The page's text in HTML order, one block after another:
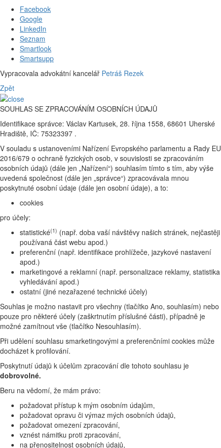
Facebook
Google
LinkedIn
Seznam
Smartlook
Smartsupp
Vypracovala advokátní kancelář Petráš Rezek
Zpět
SOUHLAS SE ZPRACOVÁNÍM OSOBNÍCH ÚDAJŮ
Identifikace správce: Václav Kartusek, 28. října 1558, 68601 Uherské
Hradiště, IČ: 75323397 .
V souladu s ustanoveními Nařízení Evropského parlamentu a Rady EU
2016/679 o ochraně fyzických osob, v souvislosti se zpracováním
osobních údajů (dále jen „Nařízení“) souhlasím tímto s tím, aby výše
uvedená společnost (dále jen „správce“) zpracovávala mnou
poskytnuté osobní údaje (dále jen osobní údaje), a to:
cookies
pro účely:
statistické(1) (např. doba vaší návštěvy našich stránek, nejčastěji
používaná část webu apod.)
preferenční (např. identifikace prohlížeče, jazykové nastavení
apod.)
marketingové a reklamní (např. personalizace reklamy, statistika
vyhledávání apod.)
ostatní (jiné nezařazené technické účely)
Souhlas je možno nastavit pro všechny (tlačítko Ano, souhlasím) nebo
pouze pro některé účely (zaškrtnutím příslušné části), případně je
možné zamítnout vše (tlačítko Nesouhlasím).
Při udělení souhlasu smarketingovými a preferenčními cookies může
docházet k profilování.
Poskytnutí údajů k účelům zpracování dle tohoto souhlasu je
dobrovolné.
Beru na vědomí, že mám právo:
požadovat přístup k mým osobním údajům,
požadovat opravu či výmaz mých osobních údajů,
požadovat omezení zpracování,
vznést námitku proti zpracování,
na přenositelnost osobních údajů,